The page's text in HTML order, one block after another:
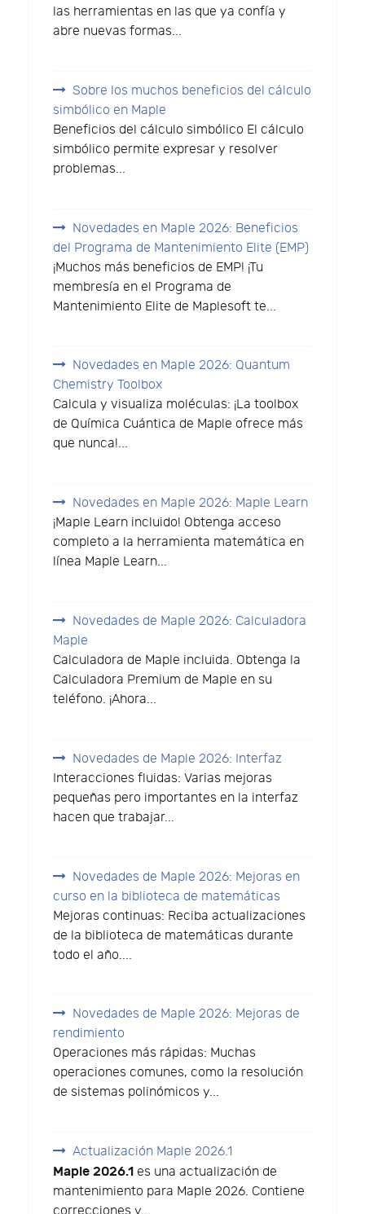
las herramientas en las que ya confía y
abre nuevas formas...
Sobre los muchos beneficios del cálculo
simbólico en Maple
Beneficios del cálculo simbólico El cálculo
simbólico permite expresar y resolver
problemas...
Novedades en Maple 2026: Beneficios
del Programa de Mantenimiento Elite (EMP)
¡Muchos más beneficios de EMP! ¡Tu
membresía en el Programa de
Mantenimiento Elite de Maplesoft te...
Novedades en Maple 2026: Quantum
Chemistry Toolbox
Calcula y visualiza moléculas: ¡La toolbox
de Química Cuántica de Maple ofrece más
que nunca!...
Novedades en Maple 2026: Maple Learn
¡Maple Learn incluido! Obtenga acceso
completo a la herramienta matemática en
línea Maple Learn...
Novedades de Maple 2026: Calculadora
Maple
Calculadora de Maple incluida. Obtenga la
Calculadora Premium de Maple en su
teléfono. ¡Ahora...
Novedades de Maple 2026: Interfaz
Interacciones fluidas: Varias mejoras
pequeñas pero importantes en la interfaz
hacen que trabajar...
Novedades de Maple 2026: Mejoras en
curso en la biblioteca de matemáticas
Mejoras continuas: Reciba actualizaciones
de la biblioteca de matemáticas durante
todo el año....
Novedades de Maple 2026: Mejoras de
rendimiento
Operaciones más rápidas: Muchas
operaciones comunes, como la resolución
de sistemas polinómicos y...
Actualización Maple 2026.1
Maple 2026.1 es una actualización de
mantenimiento para Maple 2026. Contiene